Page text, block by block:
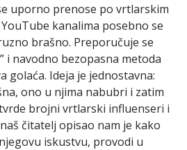
uporno prenose po vrtlarskim
kanalima posebno se
brašno. Preporučuje se
i navodno bezopasna metoda
golaća. Ideja je jednostavna:
ono u njima nabubri i zatim
brojni vrtlarski influenseri i
čitatelj opisao nam je kako
iskustvu, provodi u